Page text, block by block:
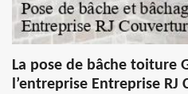
La pose de bâche toiture
l’entreprise Entreprise RJ